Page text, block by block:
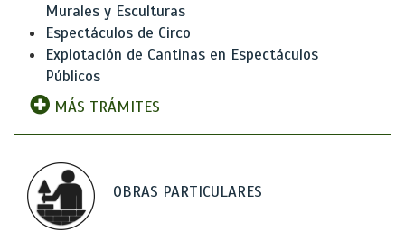
Murales y Esculturas
Espectáculos de Circo
Explotación de Cantinas en Espectáculos
Públicos
MÁS TRÁMITES
OBRAS PARTICULARES